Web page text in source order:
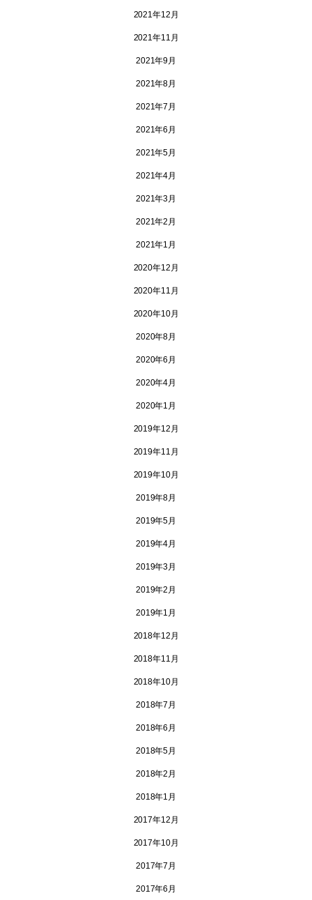
2021年12月
2021年11月
2021年9月
2021年8月
2021年7月
2021年6月
2021年5月
2021年4月
2021年3月
2021年2月
2021年1月
2020年12月
2020年11月
2020年10月
2020年8月
2020年6月
2020年4月
2020年1月
2019年12月
2019年11月
2019年10月
2019年8月
2019年5月
2019年4月
2019年3月
2019年2月
2019年1月
2018年12月
2018年11月
2018年10月
2018年7月
2018年6月
2018年5月
2018年2月
2018年1月
2017年12月
2017年10月
2017年7月
2017年6月